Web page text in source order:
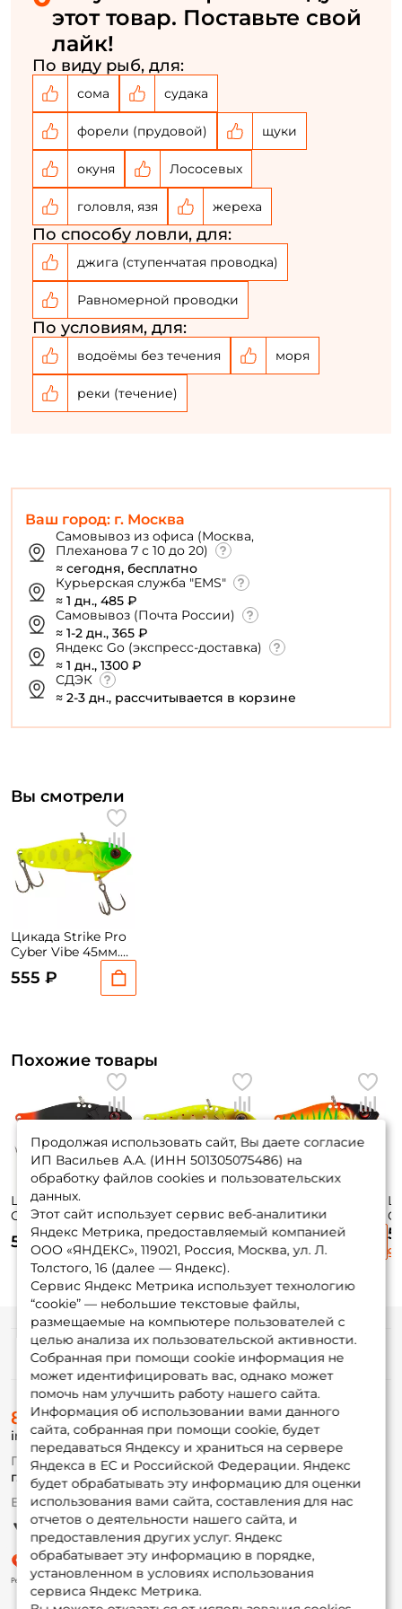
Ваш город: г. Москва
Самовывоз из офиса (Москва,
Плеханова 7 с 10 до 20)
≈ сегодня, бесплатно
Курьерская служба "EMS"
≈ 1 дн., 485 ₽
Самовывоз (Почта России)
≈ 1-2 дн., 365 ₽
Яндекс Go (экспресс-доставка)
≈ 1 дн., 1300 ₽
СДЭК
≈ 2-3 дн., рассчитывается в корзине
этот товар. Поставьте свой
лайк!
По виду рыб, для:
сома судака
форели (прудовой) щуки
окуня Лососевых
головля, язя жереха
По способу ловли, для:
джига (ступенчатая проводка)
Равномерной проводки
По условиям, для:
водоёмы без течения моря
реки (течение)
Вы смотрели
Цикада Strike Pro
Cyber Vibe 45мм.
555 ₽
Похожие товары
Цикада Strike Pro
Cyber Vibe 45мм.
9,1гр. #NS08SUVL
555 ₽
Cyber Vibe 55мм.
17гр. #A190ES
600 ₽
Cyber Vibe 65мм.
26гр. #A242S
565 ₽
Продолжая использовать сайт, Вы даете согласие
ИП Васильев А.А. (ИНН 501305075486) на
обработку файлов cookies и пользовательских
данных.
Этот сайт использует сервис веб-аналитики
Яндекс Метрика, предоставляемый компанией
ООО «ЯНДЕКС», 119021, Россия, Москва, ул. Л.
Толстого, 16 (далее — Яндекс).
Сервис Яндекс Метрика использует технологию
“cookie” — небольшие текстовые файлы,
размещаемые на компьютере пользователей с
целью анализа их пользовательской активности.
Собранная при помощи cookie информация не
может идентифицировать вас, однако может
помочь нам улучшить работу нашего сайта.
Информация об использовании вами данного
сайта, собранная при помощи cookie, будет
передаваться Яндексу и храниться на сервере
Яндекса в ЕС и Российской Федерации. Яндекс
будет обрабатывать эту информацию для оценки
использования вами сайта, составления для нас
отчетов о деятельности нашего сайта, и
предоставления других услуг. Яндекс
обрабатывает эту информацию в порядке,
установленном в условиях использования
сервиса Яндекс Метрика.
Повторите пароль: *
Заполняя данную форму вы соглашаетесь на обработку
персональных данных
Создать аккаунт
У меня уже есть аккаунт
Информация
О магазине
Доставка
Оплата
Fox-bonus
Гуру
Партнерская программа
8 (495) 532-77-88
info@foxfishing.ru
По вопросам с заказом
г. Москва, ул. Плеханова д.7
Ежедневно 10:00 до 20:00